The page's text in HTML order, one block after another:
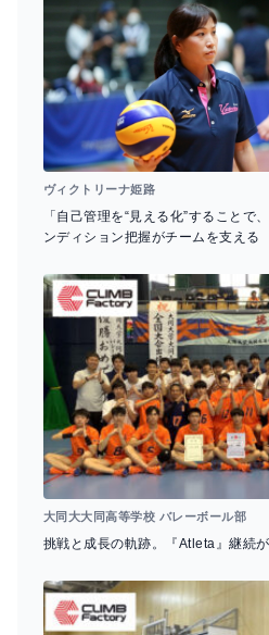
ヴィクトリーナ姫路
「自己管理を“見える化”することで
ンディション把握がチームを支える
大同大大同高等学校 バレーボール部
挑戦と成長の軌跡。『Atleta』継続